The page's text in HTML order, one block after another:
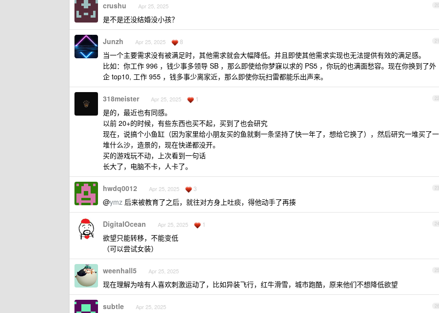
20
crushu Apr 25, 2025
是不是还没结婚没小孩？
21
Junzh Apr 25, 2025 8
当一个主要需求没有被满足时，其他需求就会大幅降低。并且即使其他需求实现也无法提供有效的满足感。
比如：你工作 996 ，钱少事多领导 SB ，那么即使给你梦寐以求的 PS5 ，你玩的也满面愁容。现在你换到了外
企 top10, 工作 955 ，钱多事少离家近，那么即使你玩扫雷都能乐出声来。
22
318meister Apr 25, 2025 1
是的，最近也有同感。
以前 20+的时候，有些东西也买不起，买到了也会研究
现在，说搞个小鱼缸（因为家里给小朋友买的鱼就剩一条坚持了快一年了，想给它换了），然后研究一堆买了一
堆什么沙，造景的，现在快递都没开。
买的游戏玩不动，上次看到一句话
长大了，电脑不卡，人卡了。
23
hwdq0012 Apr 25, 2025 3
@ymz 后来被教育了之后，就往对方身上吐痰，得他动手了再揍
24
DigitaIOcean Apr 25, 2025 1
欲望只能转移，不能变低
（可以尝试女装）
25
weenhall5 Apr 25, 2025
现在理解为啥有人喜欢刺激运动了，比如异装飞行，红牛滑雪，城市跑酷，原来他们不想降低欲望
26
subtle Apr 25, 2025